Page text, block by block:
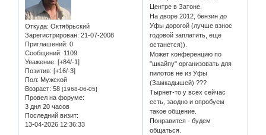
Откуда: Oктябрьский
Зарегистрирован: 21-07-2008
Приглашений: 0
Сообщений: 1109
Уважение: [+84/-1]
Позитив: [+16/-3]
Пол: Мужской
Возраст: 58 [1968-06-05]
Провел на форуме:
3 дня 20 часов
Последний визит:
13-04-2026 12:36:33
Центре в Затоне.
На дворе 2012, бензин до
Уфы дорогой (лучше взнос
годовой заплатить, еще
останется)).
Может конференцию по
"шкайпу" организовать для
пилотов не из Уфы
(Замкадышей) ???
Тырнет-то у всех сейчас
есть, заодно и опробуем
такое общение.
Понравится - будем
общаться.